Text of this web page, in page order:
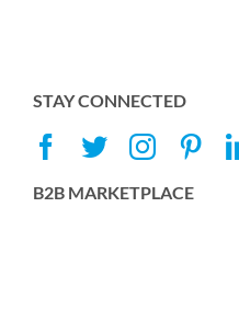
STAY CONNECTED
B2B MARKETPLACE